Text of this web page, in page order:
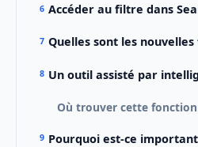
Accéder au filtre dans
Quelles sont les
Un outil assisté par
Où trouver cette
Pourquoi est-ce important